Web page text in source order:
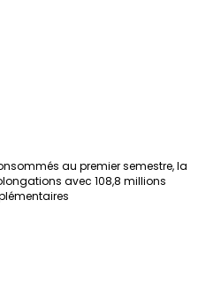
au premier semestre, la
avec 108,8 millions